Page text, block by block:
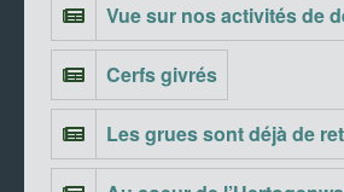
Vue sur nos activités de
Cerfs givrés
Les grues sont déjà de